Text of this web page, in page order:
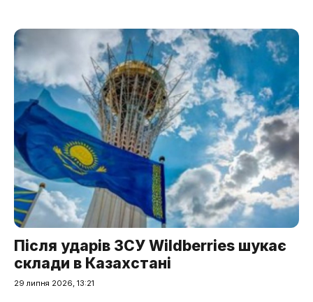
Після ударів ЗСУ Wildberries шукає
склади в Казахстані
29 липня 2026, 13:21